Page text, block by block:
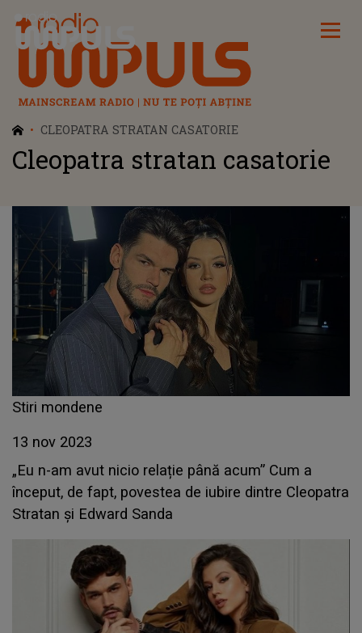
Radio Impuls
CLEOPATRA STRATAN CASATORIE
Cleopatra stratan casatorie
Stiri mondene
13 nov 2023
„Eu n-am avut nicio relație până acum” Cum a
început, de fapt, povestea de iubire dintre Cleopatra
Stratan și Edward Sanda